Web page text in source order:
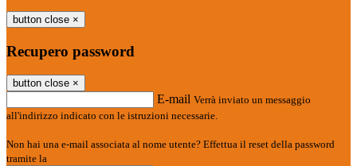
button close ×
Recupero password
button close ×
E-mail Verrà inviato un messaggio
all'indirizzo indicato con le istruzioni necessarie.
Non hai una e-mail associata al nome utente? Effettua il reset della password
tramite la